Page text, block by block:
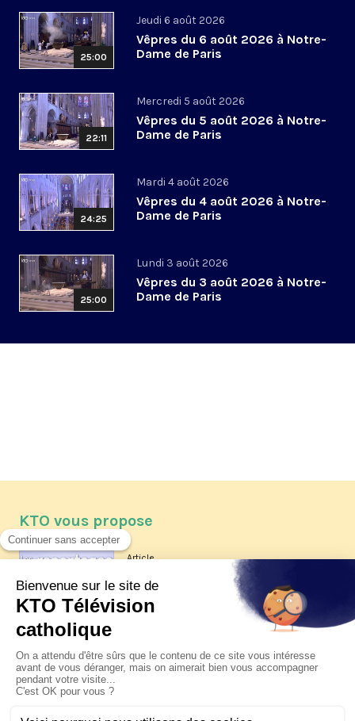
25:00
Jeudi 6 août 2026
Vêpres du 6 août 2026 à Notre-
Dame de Paris
22:11
Mercredi 5 août 2026
Vêpres du 5 août 2026 à Notre-
Dame de Paris
24:25
Mardi 4 août 2026
Vêpres du 4 août 2026 à Notre-
Dame de Paris
25:00
Lundi 3 août 2026
Vêpres du 3 août 2026 à Notre-
Dame de Paris
KTO vous propose
Article
Les reportages d'été 2026 de KTO
La visite pastorale du pape Léon
XIV à Assise à suivre sur KTO le
jeudi 6 août